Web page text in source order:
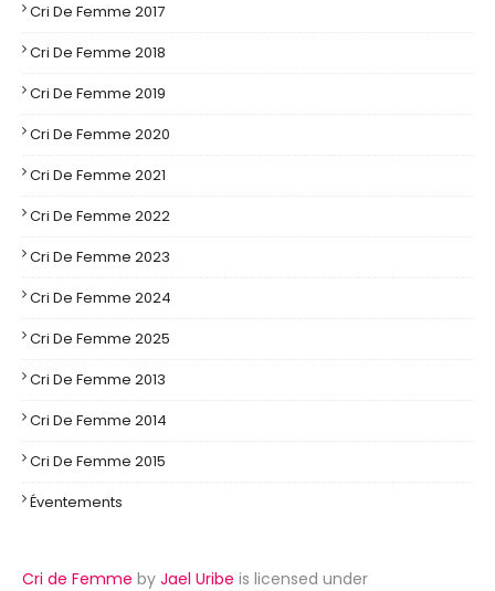
Cri De Femme 2017
Cri De Femme 2018
Cri De Femme 2019
Cri De Femme 2020
Cri De Femme 2021
Cri De Femme 2022
Cri De Femme 2023
Cri De Femme 2024
Cri De Femme 2025
Cri De Femme 2013
Cri De Femme 2014
Cri De Femme 2015
Éventements
Cri de Femme by Jael Uribe is licensed under